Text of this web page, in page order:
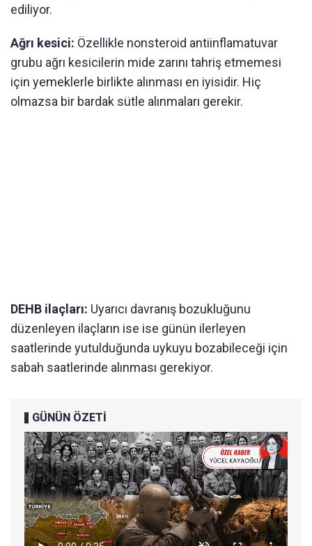
ediliyor.
Ağrı kesici: Özellikle nonsteroid antiinflamatuvar
grubu ağrı kesicilerin mide zarını tahriş etmemesi
için yemeklerle birlikte alınması en iyisidir. Hiç
olmazsa bir bardak sütle alınmaları gerekir.
DEHB ilaçları: Uyarıcı davranış bozukluğunu
düzenleyen ilaçların ise ise günün ilerleyen
saatlerinde yutulduğunda uykuyu bozabileceği için
sabah saatlerinde alınması gerekiyor.
GÜNÜN ÖZETİ